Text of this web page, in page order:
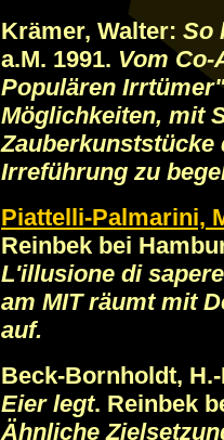
Krämer, Walter: So
a.M. 1991. Vom
Populären
Möglichkeiten, mit
Zauberkunststücke
Irreführung zu
Piattelli-Palmarini,
Reinbek bei
L'illusione di sapere
am MIT räumt mit
auf.
Beck-Bornholdt,
Eier legt. Reinbek
Ähnliche